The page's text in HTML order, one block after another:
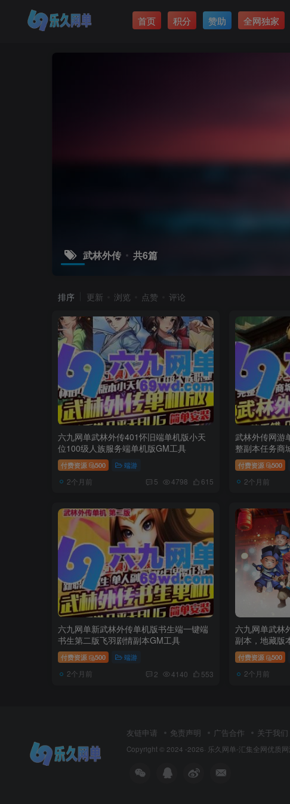
首页 积分 赞助 全网独家
武林外传 共6篇
排序 更新 浏览 点赞 评论
六九网单武林外传401怀旧端单机版小天
位100级人族服务端单机版GM工具
付费资源 500 端游
2个月前 5 4798 615
武林外传网游
整副本任务商
付费资源 500
2个月前
六九网单新武林外传单机版书生端一键端
书生第二版飞羽剧情副本GM工具
付费资源 500 端游
2个月前 2 4140 553
六九网单武林
副本，地藏版
付费资源 500
2个月前
友链申请 免责声明 广告合作 关于我们
Copyright © 2024 -2026· 乐久网单-汇集全网优质